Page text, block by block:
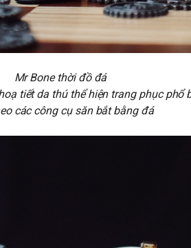
Mr Bone thời đồ đá
tiết da thú thể hiện trang phục phổ
các công cụ săn bắt bằng đá